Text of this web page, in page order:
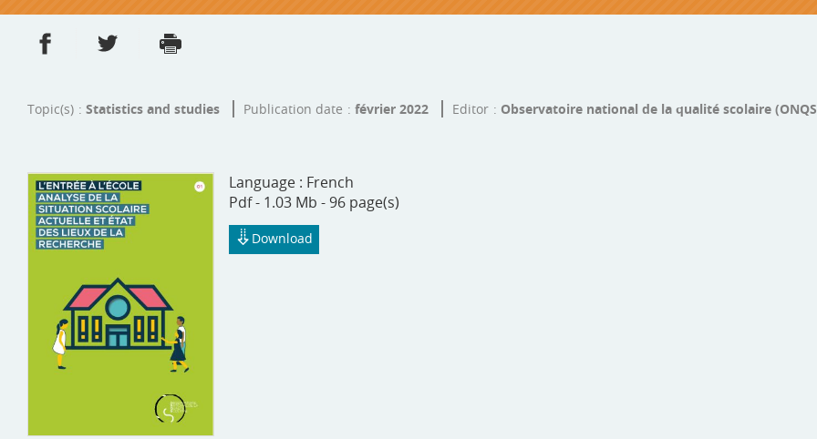
Share on Facebook
Share on Twitter
Topic(s) Statistics and studies Publication date février 2022 Editor Observatoire national de la qualité scolaire
Language : French
Pdf - 1.03 Mb - 96 page(s)
Download